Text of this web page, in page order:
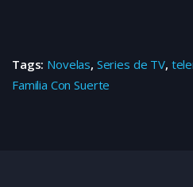
Tags: Novelas, Series de TV,
Familia Con Suerte